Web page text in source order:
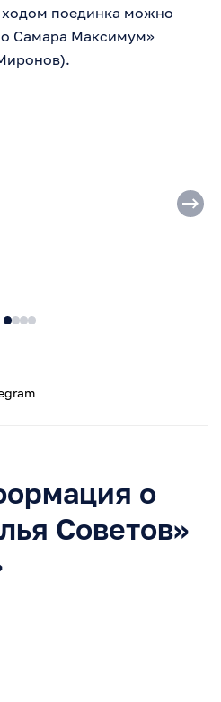
ходом поединка можно
Самара Максимум»
о
Советов»